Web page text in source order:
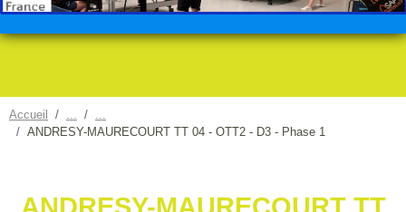
Accueil
ANDRESY-MAURECOURT TT 04 - OTT2 - D3 - Phase 1
ANDRESY-MAURECOURT TT